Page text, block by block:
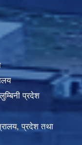
प्रदेश
प्रदेश तथा